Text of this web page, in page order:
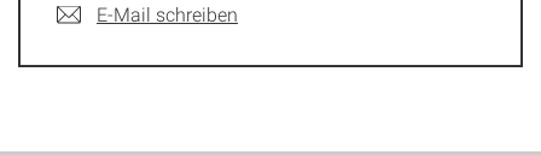
E-Mail schreiben